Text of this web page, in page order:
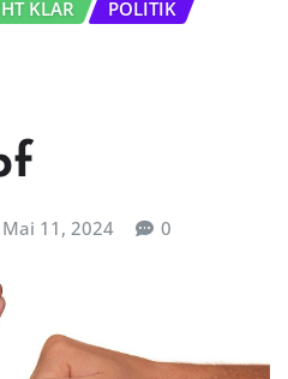
KLAR
POLITIK
Mai 11, 2024 0